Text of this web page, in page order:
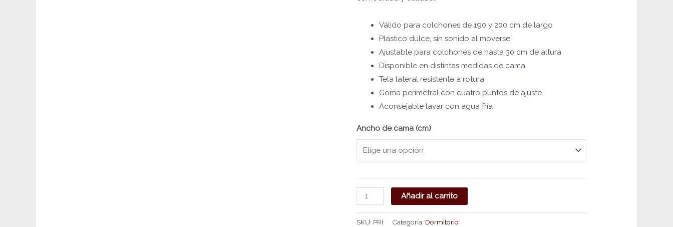
Válido para colchones de 190 y 200 cm de largo
Plástico dulce, sin sonido al moverse
Ajustable para colchones de hasta 30 cm de altura
Disponible en distintas medidas de cama
Tela lateral resistente a rotura
Goma perimetral con cuatro puntos de ajuste
Aconsejable lavar con agua fría
Ancho de cama (cm)
Añadir al carrito
SKU: PRI Categoría: Dormitorio